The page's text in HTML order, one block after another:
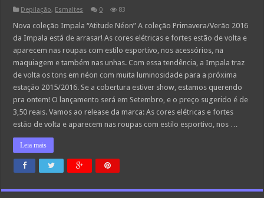
Depilação, Esmaltes 0 83
Nova coleção Impala “Atitude Néon” A coleção Primavera/Verão 2016
da Impala está de arrasar! As cores elétricas e fortes estão de volta e
aparecem nas roupas com estilo esportivo, nos acessórios, na
maquiagem e também nas unhas. Com essa tendência, a Impala traz
de volta os tons em néon com muita luminosidade para a próxima
estação 2015/2016. Se a cobertura estiver show, estamos querendo
pra ontem! O lançamento será em Setembro, e o preço sugerido é de
3,50 reais. Vamos ao release da marca: As cores elétricas e fortes
estão de volta e aparecem nas roupas com estilo esportivo, nos …
Leia mais